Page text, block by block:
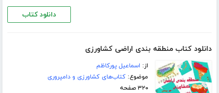
دانلود کتاب
دانلود کتاب منطقه بندی اراضی کشاورزی
از: اسماعیل پورکاظم
موضوع:کتاب‌های کشاورزی و دامپروری
۳۲۰ صفحه